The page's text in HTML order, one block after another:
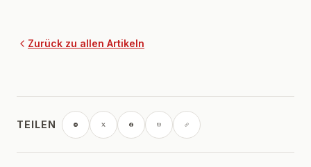
Zurück zu allen Artikeln
TEILEN